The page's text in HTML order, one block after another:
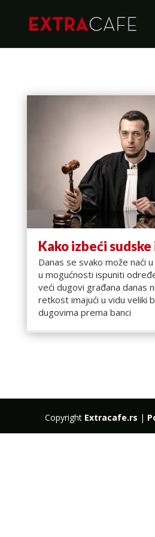
Kako izbeći
Danas se svako može naći
u mogućnosti ispuniti
veći dugovi građana danas
retkost imajući u vidu veliki
dugovima prema banci
Copyright Extracafe.rs |